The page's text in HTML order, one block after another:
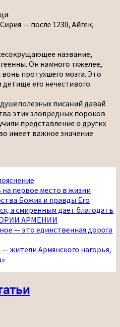
— после 1230, Айгек,
название,
Он намного тяжелее,
протухшего мозга. Это
детище его нечестивого
писаний давай
этих зловредных пороков
представление о других
имеет важное значение
первое место в жизни
Божия и правды Его
а смиренным дает благодать
АРМЕНИИ
— это единственная дорога
жители Армянского нагорья,